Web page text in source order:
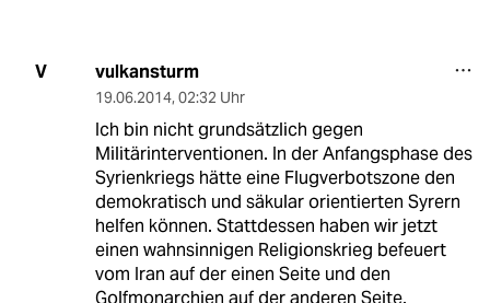
V vulkansturm
19.06.2014, 02:32 Uhr
Ich bin nicht grundsätzlich gegen
Militärinterventionen. In der Anfangsphase des
Syrienkriegs hätte eine Flugverbotszone den
demokratisch und säkular orientierten Syrern
helfen können. Stattdessen haben wir jetzt
einen wahnsinnigen Religionskrieg befeuert
vom Iran auf der einen Seite und den
Golfmonarchien auf der anderen Seite.